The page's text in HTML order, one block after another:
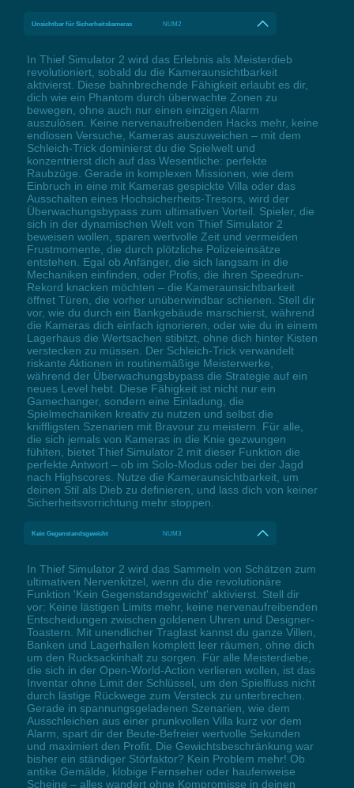
Unsichtbar für Sicherheitskameras NUM2
In Thief Simulator 2 wird das Erlebnis als Meisterdieb
revolutioniert, sobald du die Kameraunsichtbarkeit
aktivierst. Diese bahnbrechende Fähigkeit erlaubt es dir,
dich wie ein Phantom durch überwachte Zonen zu
bewegen, ohne auch nur einen einzigen Alarm
auszulösen. Keine nervenaufreibenden Hacks mehr, keine
endlosen Versuche, Kameras auszuweichen – mit dem
Schleich-Trick dominierst du die Spielwelt und
konzentrierst dich auf das Wesentliche: perfekte
Raubzüge. Gerade in komplexen Missionen, wie dem
Einbruch in eine mit Kameras gespickte Villa oder das
Ausschalten eines Hochsicherheits-Tresors, wird der
Überwachungsbypass zum ultimativen Vorteil. Spieler, die
sich in der dynamischen Welt von Thief Simulator 2
beweisen wollen, sparen wertvolle Zeit und vermeiden
Frustmomente, die durch plötzliche Polizeieinsätze
entstehen. Egal ob Anfänger, die sich langsam in die
Mechaniken einfinden, oder Profis, die ihren Speedrun-
Rekord knacken möchten – die Kameraunsichtbarkeit
öffnet Türen, die vorher unüberwindbar schienen. Stell dir
vor, wie du durch ein Bankgebäude marschierst, während
die Kameras dich einfach ignorieren, oder wie du in einem
Lagerhaus die Wertsachen stibitzt, ohne dich hinter Kisten
verstecken zu müssen. Der Schleich-Trick verwandelt
riskante Aktionen in routinemäßige Meisterwerke,
während der Überwachungsbypass die Strategie auf ein
neues Level hebt. Diese Fähigkeit ist nicht nur ein
Gamechanger, sondern eine Einladung, die
Spielmechaniken kreativ zu nutzen und selbst die
kniffligsten Szenarien mit Bravour zu meistern. Für alle,
die sich jemals von Kameras in die Knie gezwungen
fühlten, bietet Thief Simulator 2 mit dieser Funktion die
perfekte Antwort – ob im Solo-Modus oder bei der Jagd
nach Highscores. Nutze die Kameraunsichtbarkeit, um
deinen Stil als Dieb zu definieren, und lass dich von keiner
Sicherheitsvorrichtung mehr stoppen.
Kein Gegenstandsgewicht NUM3
In Thief Simulator 2 wird das Sammeln von Schätzen zum
ultimativen Nervenkitzel, wenn du die revolutionäre
Funktion 'Kein Gegenstandsgewicht' aktivierst. Stell dir
vor: Keine lästigen Limits mehr, keine nervenaufreibenden
Entscheidungen zwischen goldenen Uhren und Designer-
Toastern. Mit unendlicher Traglast kannst du ganze Villen,
Banken und Lagerhallen komplett leer räumen, ohne dich
um den Rucksackinhalt zu sorgen. Für alle Meisterdiebe,
die sich in der Open-World-Action verlieren wollen, ist das
Inventar ohne Limit der Schlüssel, um den Spielfluss nicht
durch lästige Rückwege zum Versteck zu unterbrechen.
Gerade in spannungsgeladenen Szenarien, wie dem
Ausschleichen aus einer prunkvollen Villa kurz vor dem
Alarm, spart dir der Beute-Befreier wertvolle Sekunden
und maximiert den Profit. Die Gewichtsbeschränkung war
bisher ein ständiger Störfaktor? Kein Problem mehr! Ob
antike Gemälde, klobige Fernseher oder haufenweise
Scheine – alles wandert ohne Kompromisse in deinen